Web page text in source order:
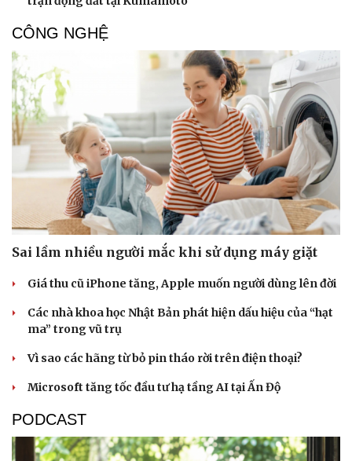
Thể thao
Bóng đá
Lịch thi đấu bóng đá
Thế giới thể thao
eSports
Ô tô - Xe máy
Xe máy
Tư vấn
CÔNG NGHỆ
Sai lầm nhiều người mắc khi sử dụng máy giặt
Giá thu cũ iPhone tăng, Apple muốn người dùng lên đời
Các nhà khoa học Nhật Bản phát hiện dấu hiệu của “hạt
ma” trong vũ trụ
Vì sao các hãng từ bỏ pin tháo rời trên điện thoại?
Microsoft tăng tốc đầu tư hạ tầng AI tại Ấn Độ
PODCAST